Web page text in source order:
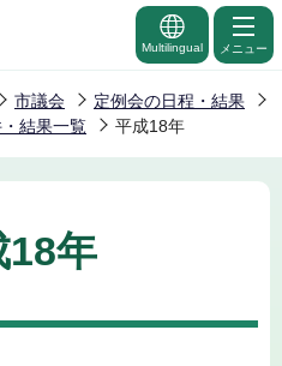
Multilingual メニュー
市議会
定例会の日程・結果
結果一覧
平成18年
18年